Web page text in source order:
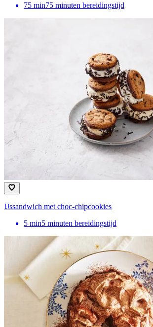
75 min75 minuten bereidingstijd
IJssandwich met choc-chipcookies
5 min5 minuten bereidingstijd